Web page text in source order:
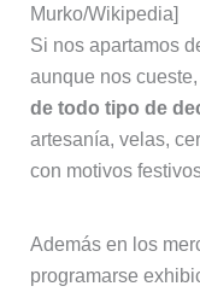
Murko/Wikipedia]
Si nos apartamos
aunque nos
de todo tipo de
artesanía, velas,
con motivos
Además en los
programarse